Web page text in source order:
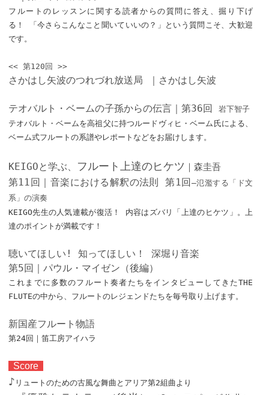
フルートのレッスンに関する読者からの質問に答え、掘り下げ
る！ 「今さらこんなこと聞いていいの？」という質問こそ、大歓迎
です。
<< 第120回 >>
さかはし矢波のつれづれ放送局 ｜さかはし矢波
テオバルト・ベームの子孫からの伝言｜第36回
岩下智子
テオバルト・ベームを高祖父に持つルードヴィヒ・ベーム氏による、
ベーム式フルートの系譜やレポートなどをお届けします。
KEIGOと学ぶ、 フルート上達のヒケツ ｜森圭吾
第11回｜音楽における解釈の法則 第1回 —氾濫する「ド文
系」の演奏
KEIGO先生の人気連載が復活！ 内容はズバリ「上達のヒケツ」。上
達のポイントが満載です！
聴いてほしい! 知ってほしい！ 深堀り音楽
第5回｜パウル・マイゼン（後編）
これまでに多数のフルート奏者たちをインタビューしてきたTHE
FLUTEの中から、フルートのレジェンドたちを毎号取り上げます。
新国産フルート物語
第24回｜笛工房アイハラ
Score
♪ リュートのための古風な舞曲とアリア第2組曲より